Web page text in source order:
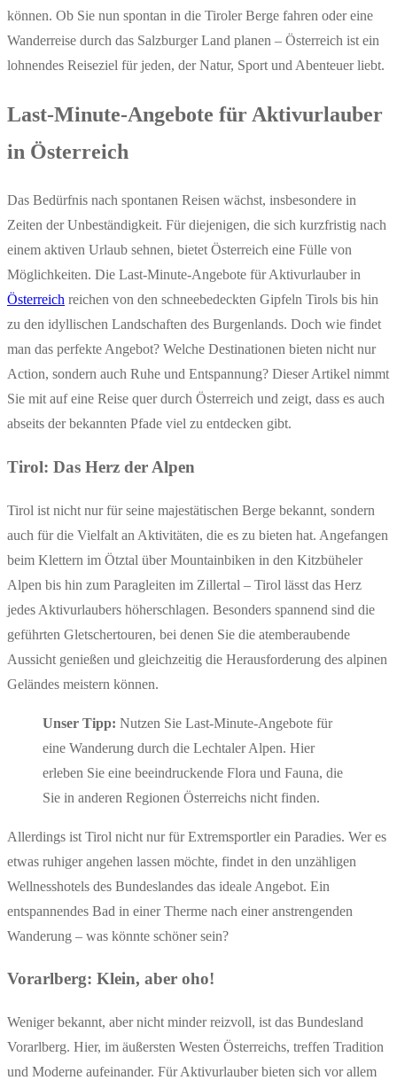
können. Ob Sie nun spontan in die Tiroler Berge fahren oder eine
Wanderreise durch das Salzburger Land planen – Österreich ist ein
lohnendes Reiseziel für jeden, der Natur, Sport und Abenteuer liebt.
Last-Minute-Angebote für Aktivurlauber
in Österreich
Das Bedürfnis nach spontanen Reisen wächst, insbesondere in
Zeiten der Unbeständigkeit. Für diejenigen, die sich kurzfristig nach
einem aktiven Urlaub sehnen, bietet Österreich eine Fülle von
Möglichkeiten. Die Last-Minute-Angebote für Aktivurlauber in
Österreich reichen von den schneebedeckten Gipfeln Tirols bis hin
zu den idyllischen Landschaften des Burgenlands. Doch wie findet
man das perfekte Angebot? Welche Destinationen bieten nicht nur
Action, sondern auch Ruhe und Entspannung? Dieser Artikel nimmt
Sie mit auf eine Reise quer durch Österreich und zeigt, dass es auch
abseits der bekannten Pfade viel zu entdecken gibt.
Tirol: Das Herz der Alpen
Tirol ist nicht nur für seine majestätischen Berge bekannt, sondern
auch für die Vielfalt an Aktivitäten, die es zu bieten hat. Angefangen
beim Klettern im Ötztal über Mountainbiken in den Kitzbüheler
Alpen bis hin zum Paragleiten im Zillertal – Tirol lässt das Herz
jedes Aktivurlaubers höherschlagen. Besonders spannend sind die
geführten Gletschertouren, bei denen Sie die atemberaubende
Aussicht genießen und gleichzeitig die Herausforderung des alpinen
Geländes meistern können.
Unser Tipp: Nutzen Sie Last-Minute-Angebote für
eine Wanderung durch die Lechtaler Alpen. Hier
erleben Sie eine beeindruckende Flora und Fauna, die
Sie in anderen Regionen Österreichs nicht finden.
Allerdings ist Tirol nicht nur für Extremsportler ein Paradies. Wer es
etwas ruhiger angehen lassen möchte, findet in den unzähligen
Wellnesshotels des Bundeslandes das ideale Angebot. Ein
entspannendes Bad in einer Therme nach einer anstrengenden
Wanderung – was könnte schöner sein?
Vorarlberg: Klein, aber oho!
Weniger bekannt, aber nicht minder reizvoll, ist das Bundesland
Vorarlberg. Hier, im äußersten Westen Österreichs, treffen Tradition
und Moderne aufeinander. Für Aktivurlauber bieten sich vor allem